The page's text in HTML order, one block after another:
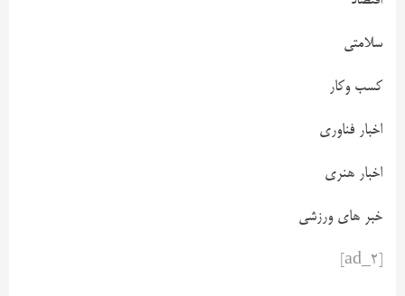
سلامتی
کسب وکار
اخبار فناوری
اخبار هنری
خبر های ورزشی